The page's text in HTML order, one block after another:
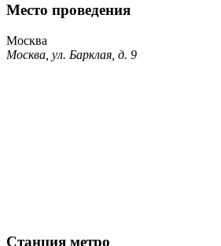
Место проведения
Москва
Москва, ул. Барклая, д. 9
Станция метро